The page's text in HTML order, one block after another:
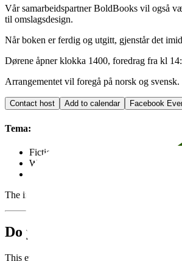
Vår samarbeidspartner BoldBooks vil også
til omslagsdesign.
Når boken er ferdig og utgitt, gjenstår det
Dørene åpner klokka 1400, foredrag fra kl
Arrangementet vil foregå på norsk og svensk.
Contact host Add to calendar Facebook
Tema:
Fiction
Worklife and Leadership
The individual organizer is responsible for
Do you want to rent Skram?
This event will take place in Skram. Skram er